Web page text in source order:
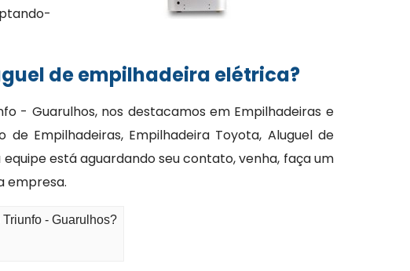
de empilhadeira elétrica?
- Guarulhos, nos destacamos em Empilhadeiras e
Empilhadeiras, Empilhadeira Toyota, Aluguel de
está aguardando seu contato, venha, faça um
empresa.
- Guarulhos?